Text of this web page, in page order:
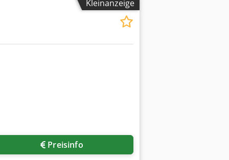
Kleinanzeige
Preisinfo